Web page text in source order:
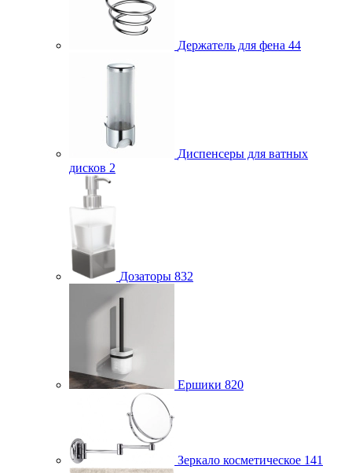
Держатель для фена 44
Диспенсеры для ватных
дисков 2
Дозаторы 832
Ершики 820
Зеркало косметическое 141